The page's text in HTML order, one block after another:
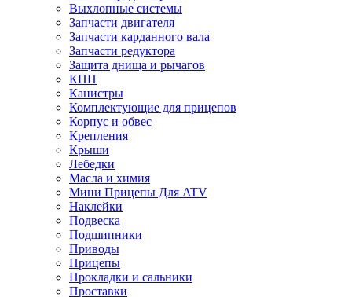
Выхлопные системы
Запчасти двигателя
Запчасти карданного вала
Запчасти редуктора
Защита днища и рычагов
КПП
Канистры
Комплектующие для прицепов
Корпус и обвес
Крепления
Крыши
Лебедки
Масла и химия
Мини Прицепы Для ATV
Наклейки
Подвеска
Подшипники
Приводы
Прицепы
Прокладки и сальники
Проставки